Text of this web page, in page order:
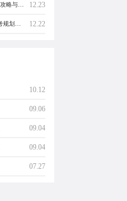
12.23
12.22
10.12
09.06
09.04
09.04
07.27